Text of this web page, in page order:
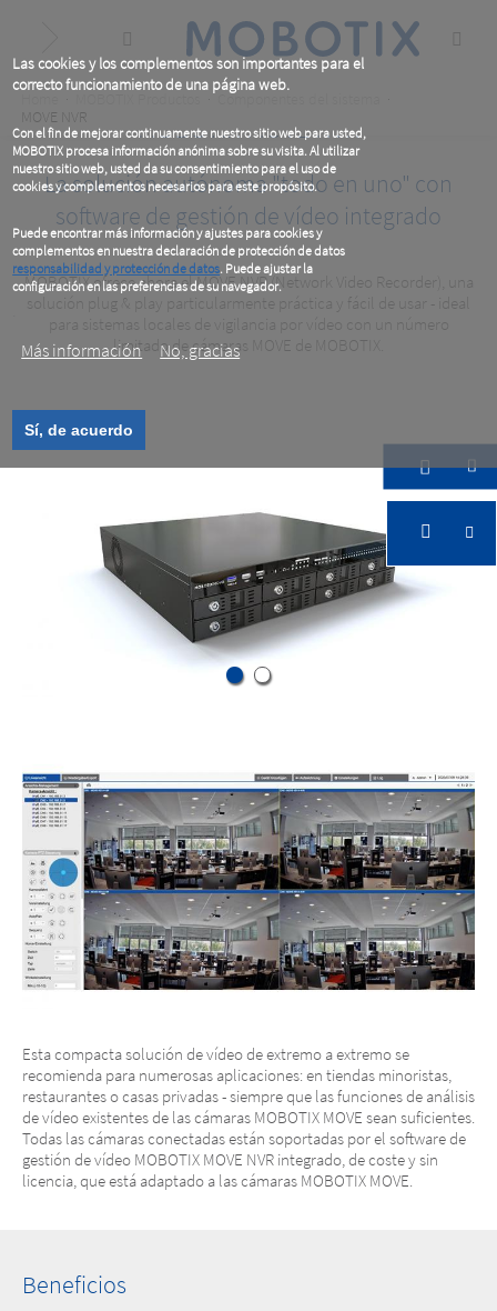
Las cookies y los complementos son importantes para el
correcto funcionamiento de una página web.
Con el fin de mejorar continuamente nuestro sitio web para usted,
MOBOTIX procesa información anónima sobre su visita. Al utilizar
nuestro sitio web, usted da su consentimiento para el uso de
cookies y complementos necesarios para este propósito.
Puede encontrar más información y ajustes para cookies y
complementos en nuestra declaración de protección de datos
responsabilidad y protección de datos. Puede ajustar la
configuración en las preferencias de su navegador.
Más información
No, gracias
Sí, de acuerdo
content
Breadcrumb
Componentes del sistema
MOVE NVR
MOBOTIX MOVE NVR
La solución autónoma "todo en uno" con
software de gestión de vídeo integrado
MOBOTIX ofrece ahora el MOVE NVR (Network Video Recorder), una
solución plug & play particularmente práctica y fácil de usar - ideal
para sistemas locales de vigilancia por vídeo con un número
limitado de cámaras MOVE de MOBOTIX.
Esta compacta solución de vídeo de extremo a extremo se
recomienda para numerosas aplicaciones: en tiendas minoristas,
restaurantes o casas privadas - siempre que las funciones de análisis
de vídeo existentes de las cámaras MOBOTIX MOVE sean suficientes.
Todas las cámaras conectadas están soportadas por el software de
gestión de vídeo MOBOTIX MOVE NVR integrado, de coste y sin
licencia, que está adaptado a las cámaras MOBOTIX MOVE.
Beneficios